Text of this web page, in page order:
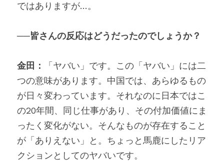
ではありますが…。
──皆さんの反応はどうだったのでしょうか？
金田：
「ヤバい」です。この「ヤバい」には二
つの意味があります。中国では、あらゆるもの
が日々変わっています。それなのに日本ではこ
の20年間、同じ仕事があり、その付加価値にま
ったく変化がない。そんなものが存在すること
が「ありえない」と。ちょっと馬鹿にしたリア
クションとしてのヤバいです。